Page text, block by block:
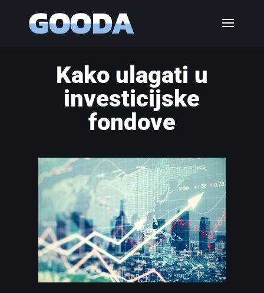
Kako ulagati u
investicijske
fondove